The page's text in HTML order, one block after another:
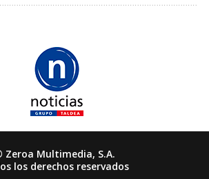
Zeroa Multimedia, S.A.
los derechos reservados